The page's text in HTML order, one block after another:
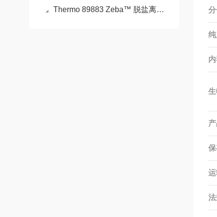
Thermo 89883 Zeba™ 脱盐离心柱、板和纯化柱，7K MWCO